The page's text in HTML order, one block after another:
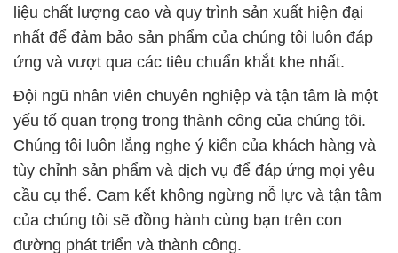
liệu chất lượng cao và quy trình sản xuất hiện đại
nhất để đảm bảo sản phẩm của chúng tôi luôn đáp
ứng và vượt qua các tiêu chuẩn khắt khe nhất.
Đội ngũ nhân viên chuyên nghiệp và tận tâm là một
yếu tố quan trọng trong thành công của chúng tôi.
Chúng tôi luôn lắng nghe ý kiến của khách hàng và
tùy chỉnh sản phẩm và dịch vụ để đáp ứng mọi yêu
cầu cụ thể. Cam kết không ngừng nỗ lực và tận tâm
của chúng tôi sẽ đồng hành cùng bạn trên con
đường phát triển và thành công.